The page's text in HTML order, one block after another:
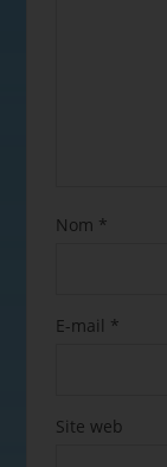
Nom *
E-mail *
Site web